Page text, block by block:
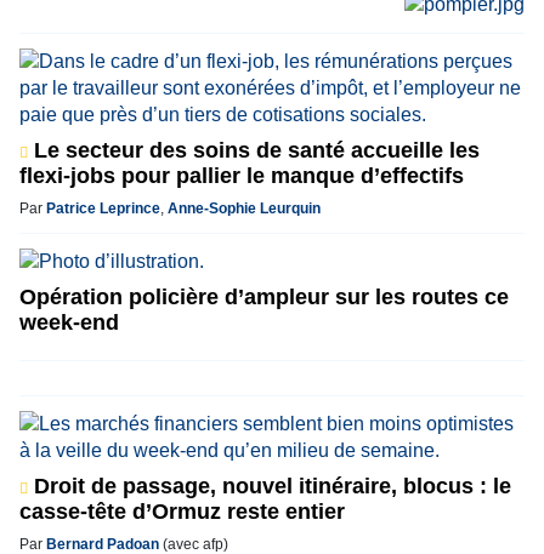
Le secteur des soins de santé accueille les
flexi-jobs pour pallier le manque d’effectifs
Par Patrice Leprince, Anne-Sophie Leurquin
Opération policière d’ampleur sur les routes ce
week-end
Droit de passage, nouvel itinéraire, blocus : le
casse-tête d’Ormuz reste entier
Par Bernard Padoan (avec afp)